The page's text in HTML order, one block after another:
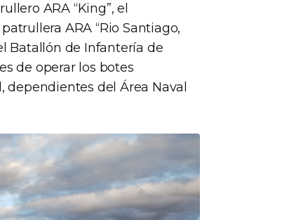
ARA “King”, el
ARA “Rio Santiago,
Batallón de Infantería de
de operar los botes
del Área Naval